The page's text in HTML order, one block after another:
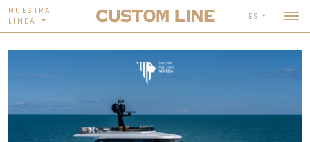
NUESTRA
LÍNEA
ES